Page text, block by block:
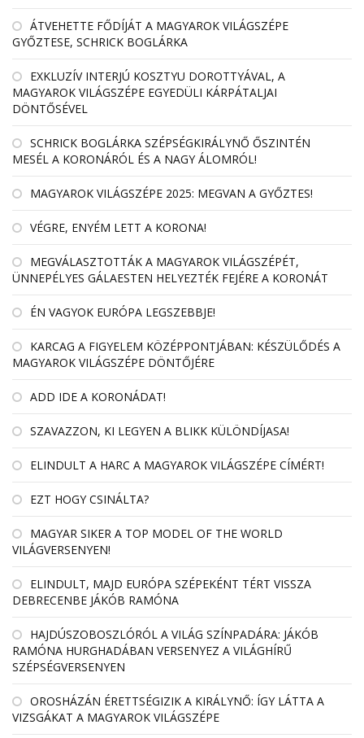
ÁTVEHETTE FŐDÍJÁT A MAGYAROK VILÁGSZÉPE
GYŐZTESE, SCHRICK BOGLÁRKA
EXKLUZÍV INTERJÚ KOSZTYU DOROTTYÁVAL, A
MAGYAROK VILÁGSZÉPE EGYEDÜLI KÁRPÁTALJAI
DÖNTŐSÉVEL
SCHRICK BOGLÁRKA SZÉPSÉGKIRÁLYNŐ ŐSZINTÉN
MESÉL A KORONÁRÓL ÉS A NAGY ÁLOMRÓL!
MAGYAROK VILÁGSZÉPE 2025: MEGVAN A GYŐZTES!
VÉGRE, ENYÉM LETT A KORONA!
MEGVÁLASZTOTTÁK A MAGYAROK VILÁGSZÉPÉT,
ÜNNEPÉLYES GÁLAESTEN HELYEZTÉK FEJÉRE A KORONÁT
ÉN VAGYOK EURÓPA LEGSZEBBJE!
KARCAG A FIGYELEM KÖZÉPPONTJÁBAN: KÉSZÜLŐDÉS A
MAGYAROK VILÁGSZÉPE DÖNTŐJÉRE
ADD IDE A KORONÁDAT!
SZAVAZZON, KI LEGYEN A BLIKK KÜLÖNDÍJASA!
ELINDULT A HARC A MAGYAROK VILÁGSZÉPE CÍMÉRT!
EZT HOGY CSINÁLTA?
MAGYAR SIKER A TOP MODEL OF THE WORLD
VILÁGVERSENYEN!
ELINDULT, MAJD EURÓPA SZÉPEKÉNT TÉRT VISSZA
DEBRECENBE JÁKÓB RAMÓNA
HAJDÚSZOBOSZLÓRÓL A VILÁG SZÍNPADÁRA: JÁKÓB
RAMÓNA HURGHADÁBAN VERSENYEZ A VILÁGHÍRŰ
SZÉPSÉGVERSENYEN
OROSHÁZÁN ÉRETTSÉGIZIK A KIRÁLYNŐ: ÍGY LÁTTA A
VIZSGÁKAT A MAGYAROK VILÁGSZÉPE